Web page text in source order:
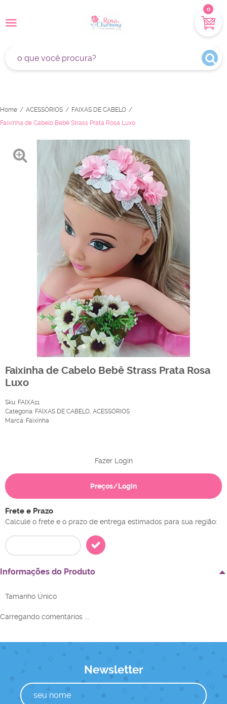
0
Home ACESSÓRIOS
FAIXAS DE CABELO
Faixinha de Cabelo Bebê Strass Prata Rosa Luxo
Faixinha de Cabelo Bebê Strass Prata Rosa
Luxo
Sku: FAIXA11
Categoria: FAIXAS DE CABELO, ACESSÓRIOS
Marca: Faixinha
Fazer Login
Preços/Login
Frete e Prazo
Calcule o frete e o prazo de entrega estimados para sua região:
Informações do Produto
Tamanho Único
Carregando comentários ...
Newsletter